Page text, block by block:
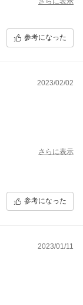
参考になった
2023/02/02
さらに表示
参考になった
2023/01/11